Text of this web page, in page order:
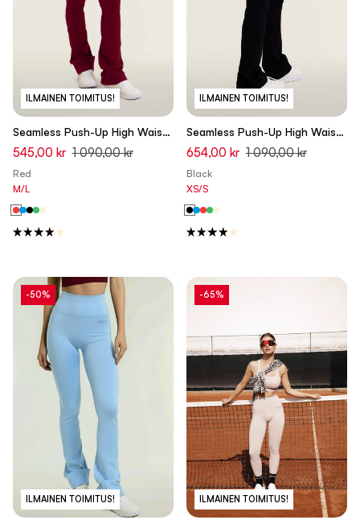
ILMAINEN TOIMITUS!
Seamless Push-Up High Waist
Flare Leggings - Rumba Red -
Made in Italy
545,00 kr 1 090,00 kr
Red
M/L
ILMAINEN TOIMITUS!
Seamless Push-Up High Waist
Flare Leggings - Black - Made
in Italy
654,00 kr 1 090,00 kr
Black
XS/S
ILMAINEN TOIMITUS!
-50%
ILMAINEN TOIMITUS!
-65%